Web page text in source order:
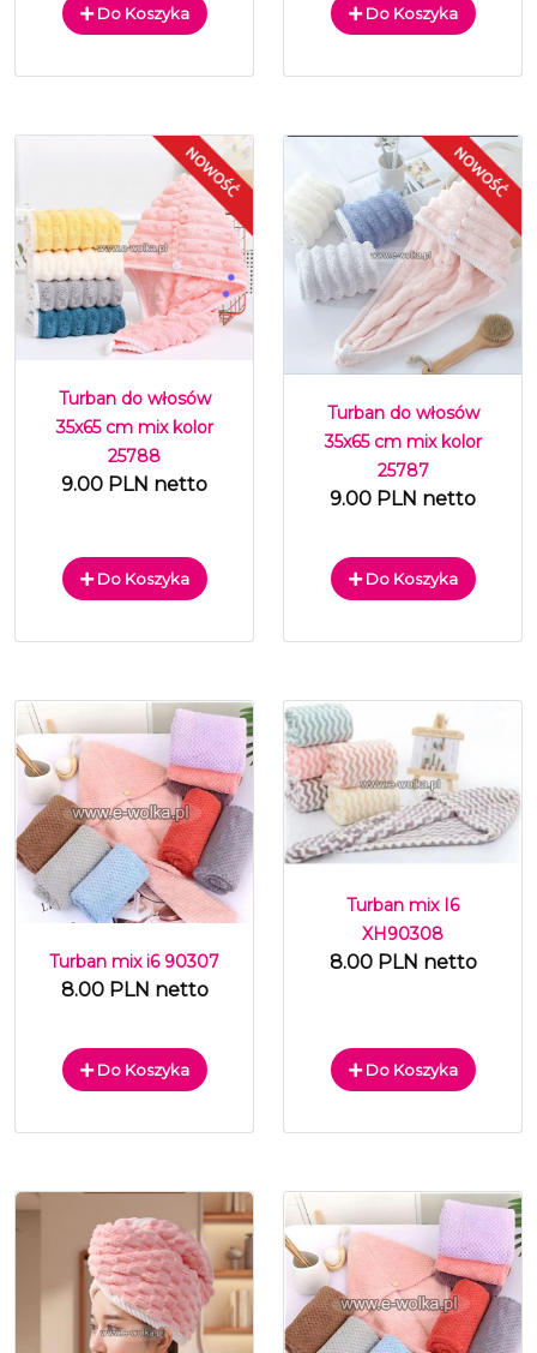
Do Koszyka Do Koszyka
Turban do włosów
35x65 cm mix kolor
25788
9.00 PLN netto
Do Koszyka
Turban do włosów
35x65 cm mix kolor
25787
9.00 PLN netto
Do Koszyka
Turban mix i6 90307
8.00 PLN netto
Do Koszyka
Turban mix I6
XH90308
8.00 PLN netto
Do Koszyka